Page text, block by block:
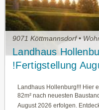
9071 Köttmannsdorf •
Landhaus
!Fertigstellung
Landhaus Hollenburg!!! Hier
82m² nach neuesten
August 2026 erfolgen.